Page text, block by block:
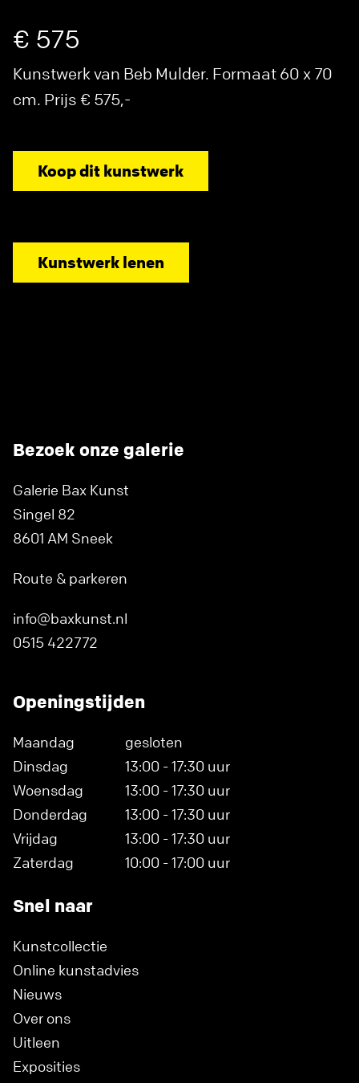
€ 575
Kunstwerk van Beb Mulder. Formaat 60 x 70
cm. Prijs € 575,-
Koop dit kunstwerk
Kunstwerk lenen
Bezoek onze galerie
Galerie Bax Kunst
Singel 82
8601 AM Sneek
Route & parkeren
info@baxkunst.nl
0515 422772
Openingstijden
Maandag
gesloten
Dinsdag
13:00 - 17:30 uur
Woensdag
13:00 - 17:30 uur
Donderdag
13:00 - 17:30 uur
Vrijdag
13:00 - 17:30 uur
Zaterdag
10:00 - 17:00 uur
Snel naar
Kunstcollectie
Online kunstadvies
Nieuws
Over ons
Uitleen
Exposities